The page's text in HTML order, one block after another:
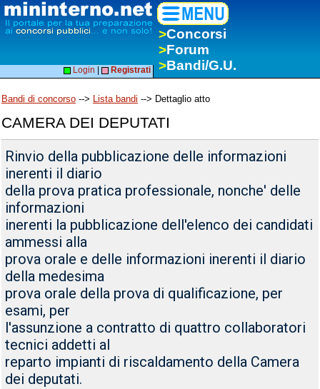
>Concorsi
>Forum
>Bandi/G.U.
Login Registrati
Bandi di concorso --> Lista bandi --> Dettaglio atto
CAMERA DEI DEPUTATI
Rinvio della pubblicazione delle informazioni
inerenti il diario
della prova pratica professionale, nonche' delle
informazioni
inerenti la pubblicazione dell'elenco dei candidati
ammessi alla
prova orale e delle informazioni inerenti il diario
della medesima
prova orale della prova di qualificazione, per
esami, per
l'assunzione a contratto di quattro collaboratori
tecnici addetti al
reparto impianti di riscaldamento della Camera
dei deputati.